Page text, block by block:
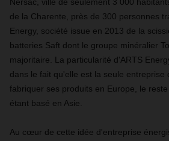
de la Charente, près de 300 personnes
Energy, société issue en 2013 de la
batteries Saft dont le groupe minéralier
majoritaire. La particularité d'ARTS
dans le fait qu'elle est la seule entreprise
fabriquer ses produits en Europe, le
étant basé en Asie.
Au cœur de cette idée d'entreprise